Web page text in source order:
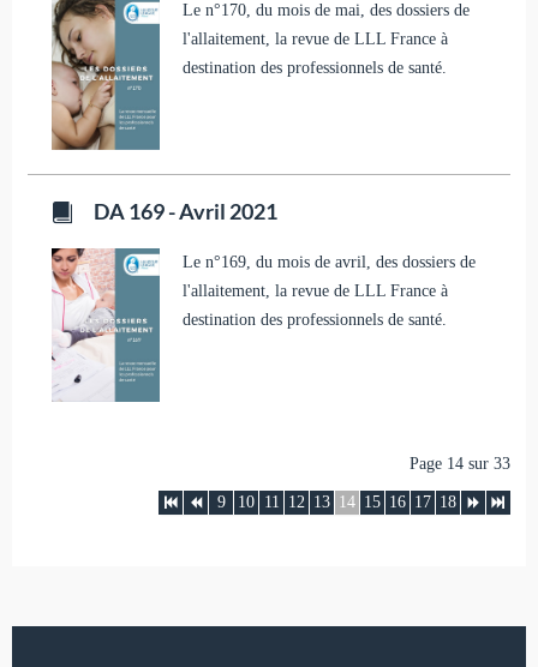
Le n°170, du mois de mai, des dossiers de
l'allaitement, la revue de LLL France à
destination des professionnels de santé.
DA 169 - Avril 2021
Le n°169, du mois de avril, des dossiers de
l'allaitement, la revue de LLL France à
destination des professionnels de santé.
Page 14 sur 33
9 10 11 12 13 14 15 16 17 18